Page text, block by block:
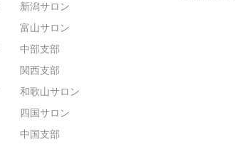
新潟サロン
富山サロン
中部支部
関西支部
和歌山サロン
四国サロン
中国支部